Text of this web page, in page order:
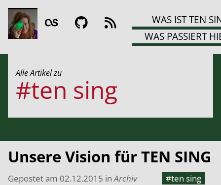
WAS IST TEN
WAS PASSIERT
Alle Artikel zu
#ten sing
Unsere Vision für TEN SING
Gepostet am 02.12.2015 inArchiv #ten sing